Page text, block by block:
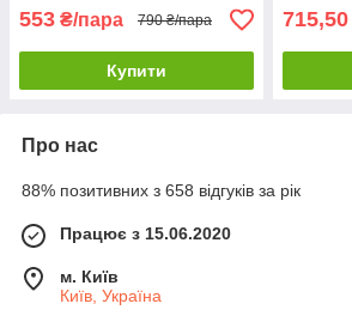
553 ₴/пара 790 ₴/пара
Купити
715,50
Про нас
88% позитивних з 658 відгуків за рік
Працює з 15.06.2020
м. Київ
Київ, Україна